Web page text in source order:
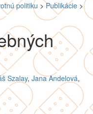
politiku >Publikácie >
Szalay, Jana Andelová,